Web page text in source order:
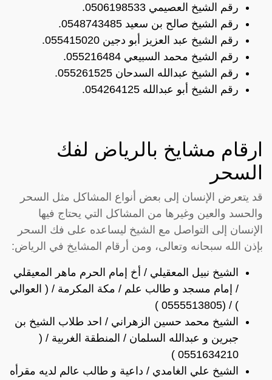
رقم الشيخ العصيمي 0506198533.
رقم الشيخ صالح بن سعيد 0548743485.
رقم الشيخ عبد العزيز أبو دجين 055415020.
رقم الشيخ محمد السبيعي 055216484.
رقم الشيخ عبدالله السدحان 055261525.
رقم الشيخ أبو عبدالله 054264125.
ارقام مشايخ بالرياض لفك
السحر
قد يتعرض الإنسان إلى بعض أنواع المشاكل مثل السحر
والحسد والعين وغيرها من المشاكل التي يحتاج فيها
الإنسان إلى التواصل مع الشيخ ليساعده على فك السحر
بإذن الله سبحانه وتعالى، ومن أرقام المشايخ في الرياض:
الشيخ نبيل المعقيلي / أخ إمام الحرم ماهر المعيقلي
/ إمام مسجد و طالب علم / مكة المكرمة / ( العوالي
) / (0555513805 )
الشيخ محمد حسين الزهراني / احد طلاب الشيخ بن
جبرين و عبدالله السلمان / المنطقة الغربية / (
0551634210 )
الشيخ علي الغامدي / داعية و طالب عالم لديه مقرأه